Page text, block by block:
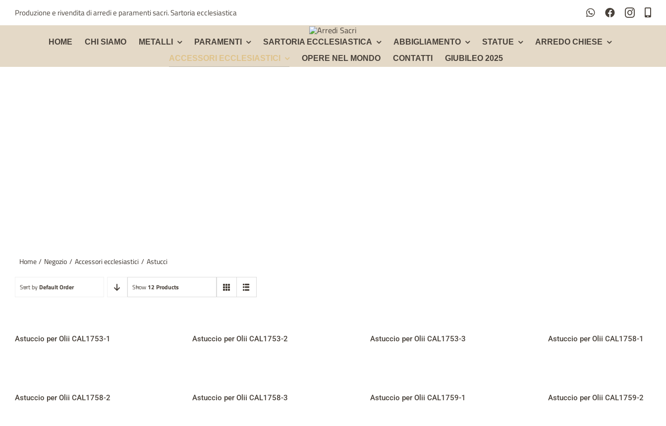
Produzione e rivendita di arredi e paramenti sacri. Sartoria ecclesiastica
HOME CHI SIAMO METALLI PARAMENTI SARTORIA ECCLESIASTICA ABBIGLIAMENTO STATUE
ARREDO CHIESE
ACCESSORI ECCLESIASTICI
OPERE NEL MONDO CONTATTI GIUBILEO 2025
Home Negozio Accessori ecclesiastici Astucci
Sort by Default Order Show 12 Products
Astuccio per Olii CAL1753-1 Astuccio per Olii CAL1753-2 Astuccio per Olii CAL1753-3 Astuccio per Olii CAL1758-1
Astuccio per Olii CAL1758-2 Astuccio per Olii CAL1758-3 Astuccio per Olii CAL1759-1 Astuccio per Olii CAL1759-2